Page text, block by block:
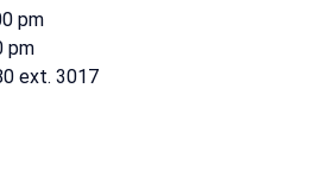
pm
pm
ext. 3017